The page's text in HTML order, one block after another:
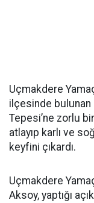
Uçmakdere
ilçesinde bulunan
Tepesi’ne zorlu
atlayıp karlı ve
keyfini çıkardı.
Uçmakdere
Aksoy, yaptığı